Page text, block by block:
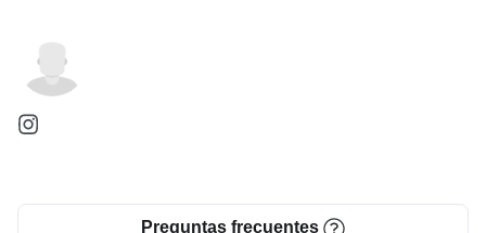
Preguntas frecuentes